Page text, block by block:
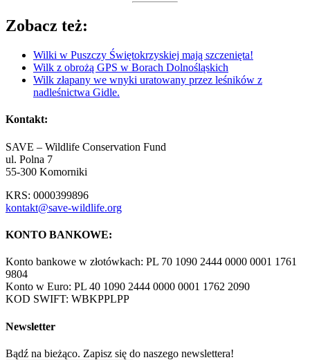
Zobacz też:
Wilki w Puszczy Świętokrzyskiej mają szczenięta!
Wilk z obrożą GPS w Borach Dolnośląskich
Wilk złapany we wnyki uratowany przez leśników z
nadleśnictwa Gidle.
Kontakt:
SAVE – Wildlife Conservation Fund
ul. Polna 7
55-300 Komorniki
KRS: 0000399896
kontakt@save-wildlife.org
KONTO BANKOWE:
Konto bankowe w złotówkach: PL 70 1090 2444 0000 0001 1761
9804
Konto w Euro: PL 40 1090 2444 0000 0001 1762 2090
KOD SWIFT: WBKPPLPP
Newsletter
Bądź na bieżąco. Zapisz się do naszego newslettera!